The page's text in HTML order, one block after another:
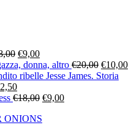
Il
prezzo
originale
€18,00.
€9,00Il
prezzo
attuale
€9,00.
donna, altro €20,00 Il
prezzo
€10,00Il
Jesse James. Storia
Il
prezzo
è:
€18,00 Il
€9,00Il
ONIONS